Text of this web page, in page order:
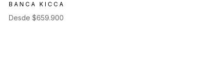
BANCA KICCA
Desde $659.900